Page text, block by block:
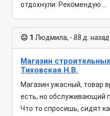
отдохнули. Рекомендую ...
😐 1 Людмила, - 88 д. назад
Магазин
Тиховская Н.В.
Магазин ужасный, товар
есть, но обслуживающий
Что то спросишь, сидят